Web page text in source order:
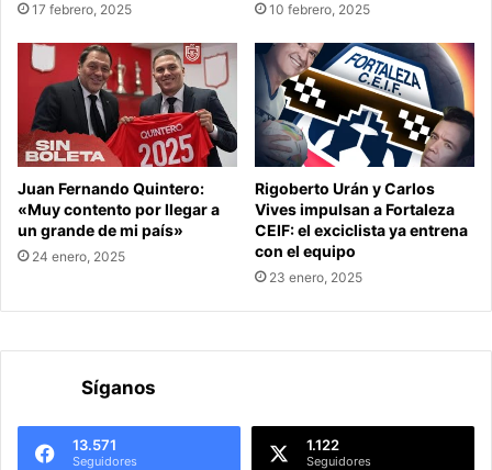
17 febrero, 2025 10 febrero, 2025
Juan Fernando Quintero:
«Muy contento por llegar a
un grande de mi país»
24 enero, 2025
Rigoberto Urán y Carlos
Vives impulsan a Fortaleza
CEIF: el exciclista ya entrena
con el equipo
23 enero, 2025
Síganos
13.571
Seguidores
1.122
Seguidores